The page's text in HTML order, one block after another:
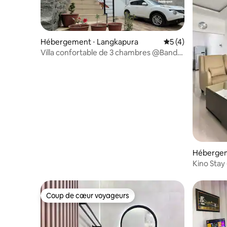
Hébergement ⋅ Langkapura Évaluation
5 (4)
Villa confortable de 3 chambres @Bandar
Kino
Coup de cœur voyageurs
Coup de cœur voyageurs